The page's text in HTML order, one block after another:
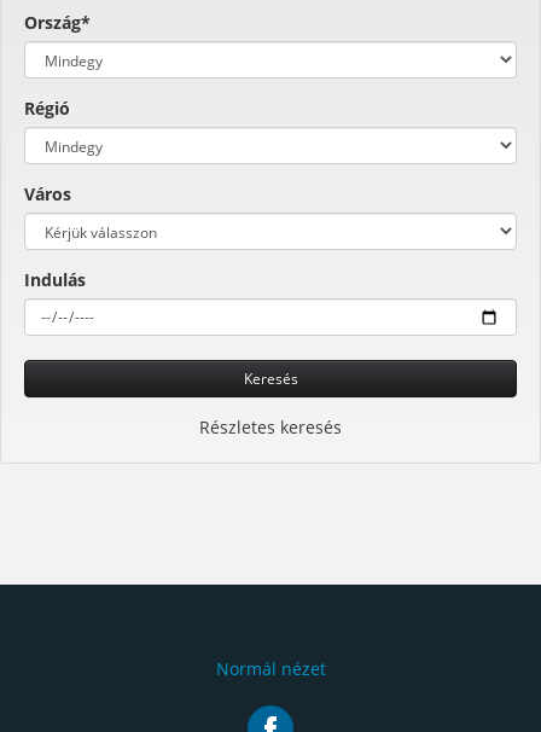
Ország*
Régió
Város
Indulás
Keresés
Részletes keresés
Normál nézet